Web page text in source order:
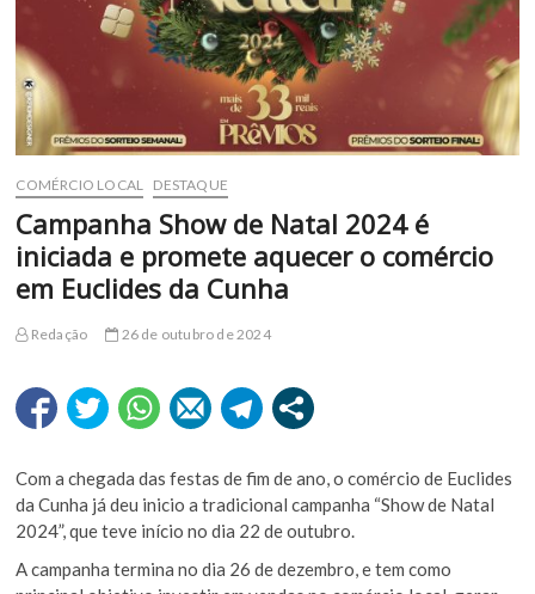
COMÉRCIO LOCAL DESTAQUE
Campanha Show de Natal 2024 é
iniciada e promete aquecer o comércio
em Euclides da Cunha
Redação 26 de outubro de 2024
Com a chegada das festas de fim de ano, o comércio de Euclides
da Cunha já deu inicio a tradicional campanha “Show de Natal
2024”, que teve início no dia 22 de outubro.
A campanha termina no dia 26 de dezembro, e tem como